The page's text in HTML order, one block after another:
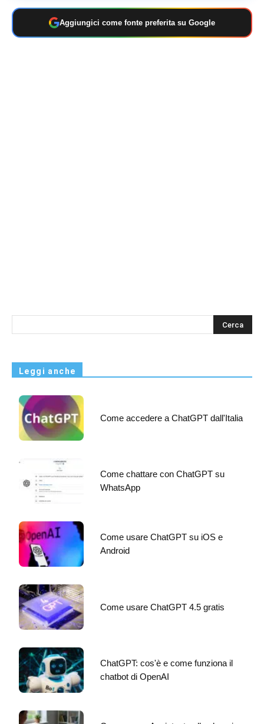
Aggiungici come fonte preferita su Google
s
Leggi anche
Come accedere a ChatGPT dall'Italia
Come chattare con ChatGPT su
WhatsApp
Come usare ChatGPT su iOS e
Android
Come usare ChatGPT 4.5 gratis
ChatGPT: cos'è e come funziona il
chatbot di OpenAI